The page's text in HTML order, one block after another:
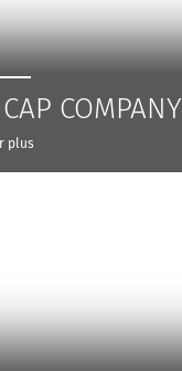
COMPANY
plus